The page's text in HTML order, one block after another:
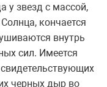
у звезд с массой,
кончается
внутрь
сил. Имеется
черных дыр во